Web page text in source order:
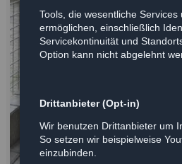
Tools, die wesentliche Services
ermöglichen, einschließlich
Servicekontinuität und
Option kann nicht abgelehnt
Drittanbieter (Opt-in)
Wir benutzen Drittanbieter um
So setzen wir beispielweise
einzubinden.